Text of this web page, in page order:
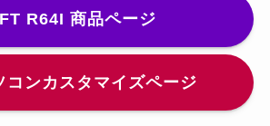
R64I 商品ページ
コンカスタマイズページ